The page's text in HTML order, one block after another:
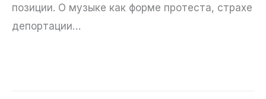
позиции. О музыке как форме протеста, страхе
депортации…